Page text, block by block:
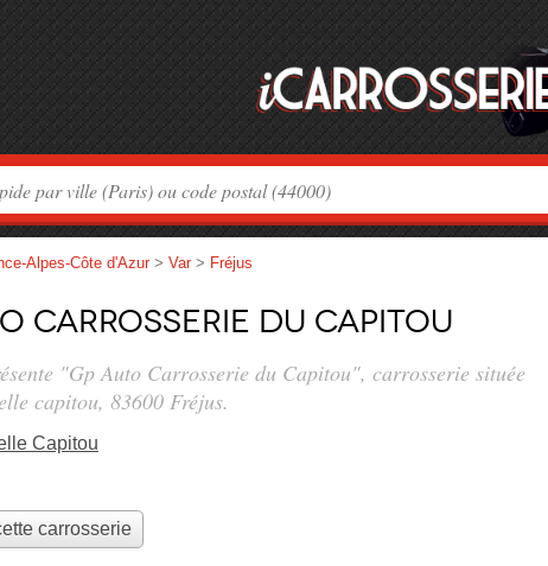
Alpes-Côte d'Azur > Var > Fréjus
Carrosserie du Capitou
"Gp Auto Carrosserie du Capitou", carrosserie située
capitou, 83600 Fréjus.
Capitou
carrosserie